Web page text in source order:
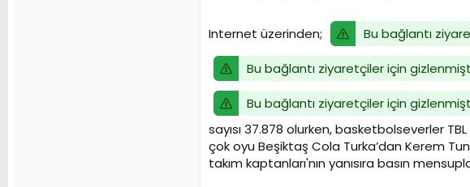
Internet üzerinden; Bu bağlantı
Bu bağlantı ziyaretçiler için
Bu bağlantı ziyaretçiler için
sayısı 37.878 olurken, basketbolseverler
çok oyu Beşiktaş Cola Turka’dan Kerem
takım kaptanları'nın yanısıra basın